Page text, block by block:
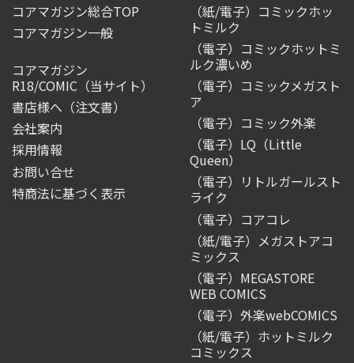
コアマガジン総合TOP
コアマガジン一般
コアマガジン
R18/COMIC （当サイト）
書店様へ（注文書）
会社案内
採用情報
お問い合せ
特商法に基づく表示
（紙/電子）コミックホッ
トミルク
（電子）コミックホットミ
ルク濃いめ
（電子）コミックメガスト
ア
（電子）コミック外楽
（電子）LQ（Little
Queen）
（電子）リトルガールスト
ライク
（電子）コアコレ
（紙/電子）メガストアコ
ミックス
（電子）MEGASTORE
WEB COMICS
（電子）外楽webCOMICS
（紙/電子）ホットミルク
コミックス